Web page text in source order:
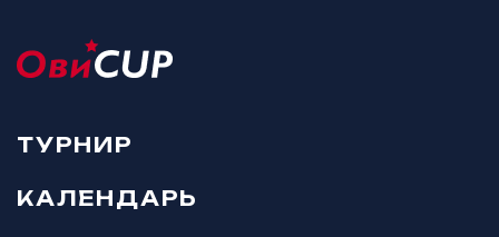
ТУРНИР
КАЛЕНДАРЬ